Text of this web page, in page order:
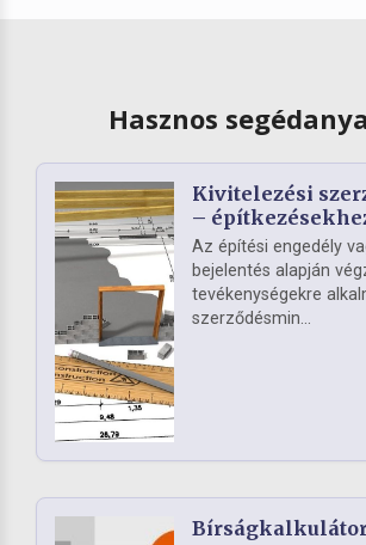
Hasznos
Kivitelezési
–
Az építési engedély
bejelentés alapján
tevékenységekre
szerződésmin...